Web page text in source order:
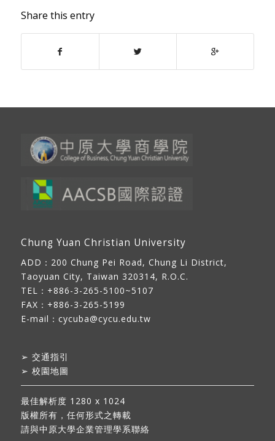
Share this entry
Chung Yuan Christian University
ADD： 200 Chung Pei Road, Chung Li District,
Taoyuan City, Taiwan 320314, R.O.C.
TEL：+886-3-265-5100~5107
FAX：+886-3-265-5199
E-mail： cycuba@cycu.edu.tw
➢ 交通指引
➢ 校園地圖
最佳解析度 1280 x 1024
版權所有，任何形式之轉載
請與中原大學企業管理學系聯絡